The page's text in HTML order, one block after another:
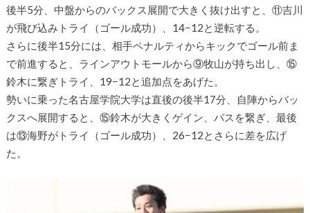
後半5分、中盤からのバックス展開で大きく抜け出すと、⑪吉川
が飛び込みトライ（ゴール成功）、14−12と逆転する。
さらに後半15分には、相手ペナルティからキックでゴール前ま
で前進すると、ラインアウトモールから⑨牧山が持ち出し、⑮
鈴木に繋ぎトライ、19−12と追加点をあげた。
勢いに乗った名古屋学院大学は直後の後半17分、自陣からバッ
クスへ展開すると、⑮鈴木が大きくゲイン、パスを繋ぎ、最後
は⑬海野がトライ（ゴール成功）、26−12とさらに差を広げ
た。